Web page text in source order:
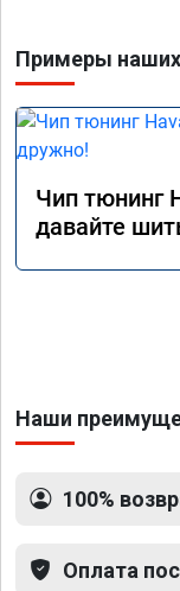
Примеры
Чип тюнинг
давайте
Наши
100%
Оплата